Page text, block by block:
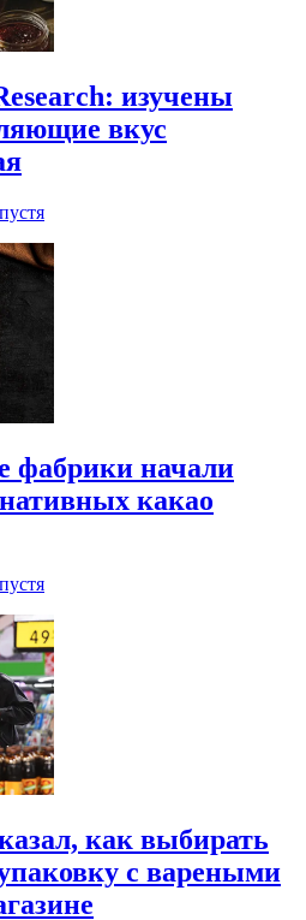
изучены
вкус
фабрики начали
какао
как выбирать
с вареными